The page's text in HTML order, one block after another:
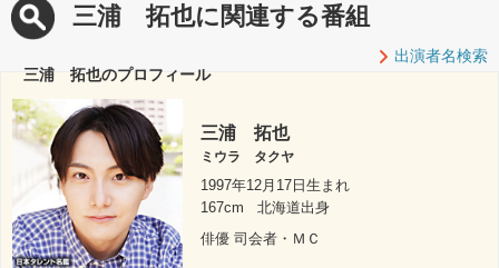
三浦 拓也に関連する番組
出演者名検索
三浦 拓也のプロフィール
三浦 拓也
ミウラ タクヤ
1997年12月17日生まれ
167cm
北海道出身
俳優 司会者・ＭＣ